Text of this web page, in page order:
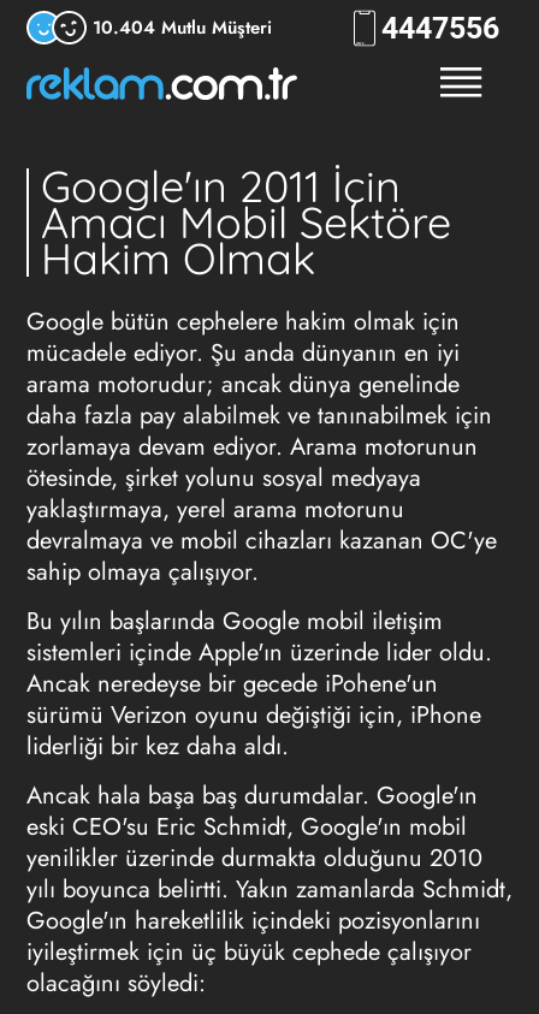
10.404 Mutlu Müşteri 444RKLM
Google'ın 2011 İçin
Amacı Mobil Sektöre
Hakim Olmak
Google bütün cephelere hakim olmak için
mücadele ediyor. Şu anda dünyanın en iyi
arama motorudur; ancak dünya genelinde
daha fazla pay alabilmek ve tanınabilmek için
zorlamaya devam ediyor. Arama motorunun
ötesinde, şirket yolunu sosyal medyaya
yaklaştırmaya, yerel arama motorunu
devralmaya ve mobil cihazları kazanan OC'ye
sahip olmaya çalışıyor.
Bu yılın başlarında Google mobil iletişim
sistemleri içinde Apple'ın üzerinde lider oldu.
Ancak neredeyse bir gecede iPohene'un
sürümü Verizon oyunu değiştiği için, iPhone
liderliği bir kez daha aldı.
Ancak hala başa baş durumdalar. Google'ın
eski CEO'su Eric Schmidt, Google'ın mobil
yenilikler üzerinde durmakta olduğunu 2010
yılı boyunca belirtti. Yakın zamanlarda Schmidt,
Google'ın hareketlilik içindeki pozisyonlarını
iyileştirmek için üç büyük cephede çalışıyor
olacağını söyledi: